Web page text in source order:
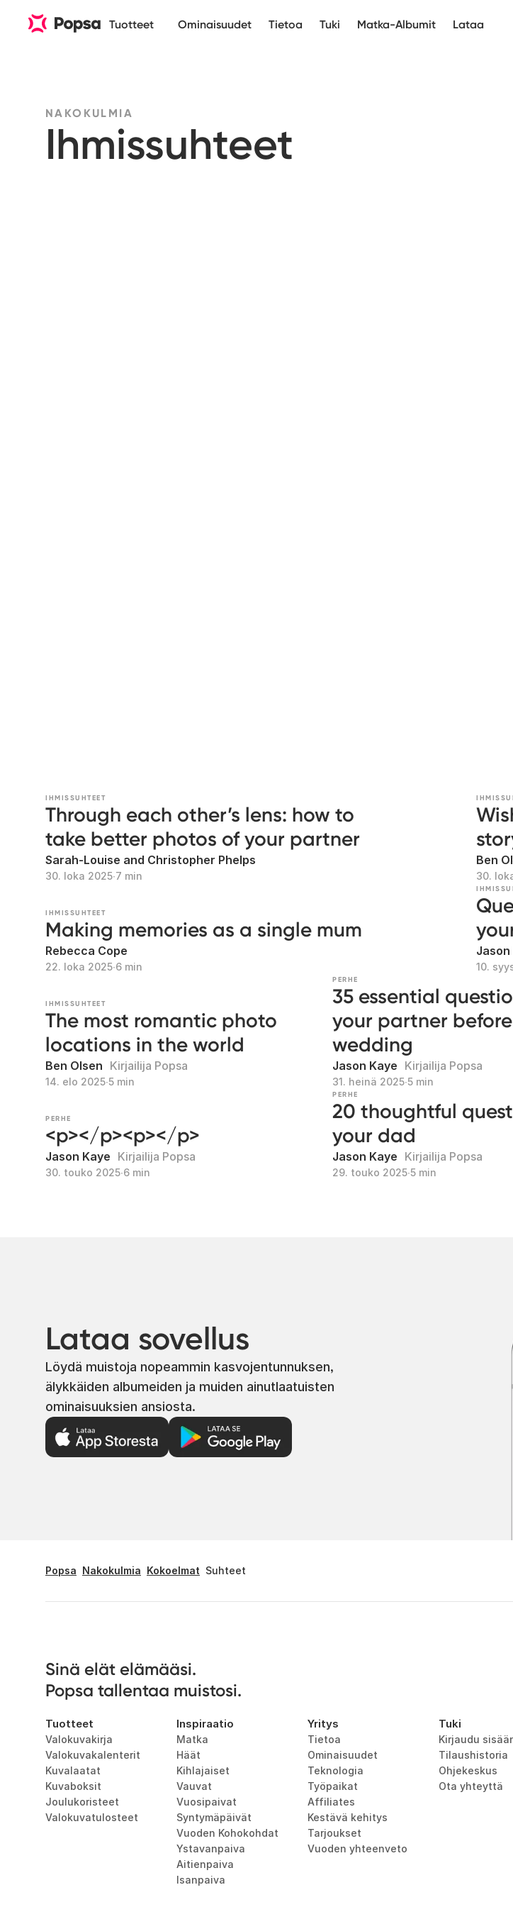
Tuotteet Ominaisuudet Tietoa Tuki Matka-Albumit Lataa
NAKOKULMIA
Ihmissuhteet
IHMISSUHTEET
Through each other’s lens: how to
take better photos of your partner
Sarah-Louise and Christopher Phelps
30. loka 2025∙7 min
Ben
30.
IHMISSUHTEET
Making memories as a single mum
Rebecca Cope
22. loka 2025∙6 min
Jason
10.
IHMISSUHTEET
The most romantic photo
locations in the world
Ben Olsen Kirjailija Popsa
14. elo 2025∙5 min
PERHE
35 essential
your partner
wedding
Jason Kaye Kirjailija Popsa
31. heinä 2025∙5 min
PERHE
<p></p><p></p>
Jason Kaye Kirjailija Popsa
30. touko 2025∙6 min
PERHE
20 thoughtful
your dad
Jason Kaye Kirjailija Popsa
29. touko 2025∙5 min
Lataa sovellus
Löydä muistoja nopeammin kasvojentunnuksen,
älykkäiden albumeiden ja muiden ainutlaatuisten
ominaisuuksien ansiosta.
Popsa Nakokulmia Kokoelmat Suhteet
Sinä elät elämääsi.
Popsa tallentaa muistosi.
Tuotteet
Valokuvakirja
Valokuvakalenterit
Kuvalaatat
Kuvaboksit
Joulukoristeet
Valokuvatulosteet
Inspiraatio
Matka
Häät
Kihlajaiset
Vauvat
Vuosipaivat
Syntymäpäivät
Vuoden Kohokohdat
Ystavanpaiva
Aitienpaiva
Isanpaiva
Yritys
Tietoa
Ominaisuudet
Teknologia
Työpaikat
Affiliates
Kestävä kehitys
Tarjoukset
Vuoden yhteenveto
Tuki
Kirjaudu
Tilaushistoria
Ohjekeskus
Ota yhteyttä